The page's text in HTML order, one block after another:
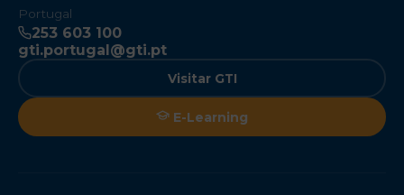
Portugal
253 603 100
gti.portugal@gti.pt
Visitar GTI
E-Learning